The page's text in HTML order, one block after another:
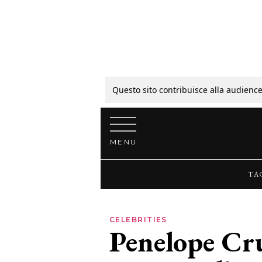
Questo sito contribuisce alla
Vai al contenuto
MENU
CELEBRITIES
Penelope